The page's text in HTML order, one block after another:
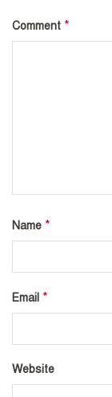
Comment *
Name *
Email *
Website